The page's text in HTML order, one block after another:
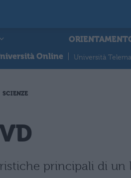
Online
Università
SCIENZE
principali di un